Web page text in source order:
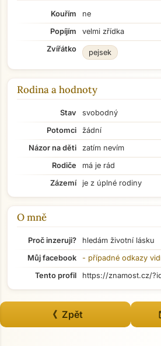
Přejít
Kouřím
ne
Popíjím
velmi zřídka
Zvířátko
pejsek
Rodina a hodnoty
Stav
svobodný
Potomci
žádní
Názor na děti
zatím nevím
Rodiče
má je rád
Zázemí
je z úplné rodiny
O mně
Proč inzeruji?
hledám životní lásku
Můj facebook
- případné odkazy
Tento profil
https://znamost.cz/
《 Zpět